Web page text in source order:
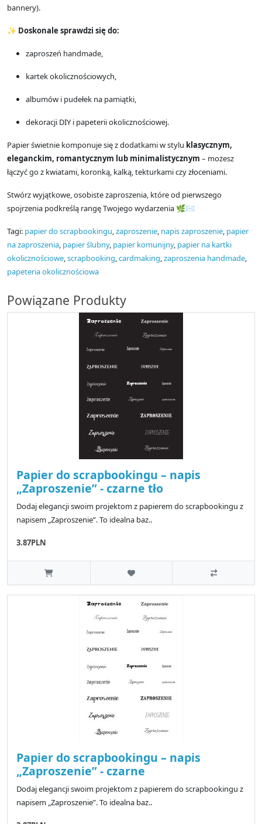
bannery).
✨ Doskonale sprawdzi się do:
zaproszeń handmade,
kartek okolicznościowych,
albumów i pudełek na pamiątki,
dekoracji DIY i papeterii okolicznościowej.
Papier świetnie komponuje się z dodatkami w stylu klasycznym,
eleganckim, romantycznym lub minimalistycznym – możesz
łączyć go z kwiatami, koronką, kalką, tekturkami czy złoceniami.
Stwórz wyjątkowe, osobiste zaproszenia, które od pierwszego
spojrzenia podkreślą rangę Twojego wydarzenia 🌿✉️
Tagi: papier do scrapbookingu,zaproszenie, napis zaproszenie, papier
na zaproszenia, papier ślubny, papier komunijny, papier na kartki
okolicznościowe,scrapbooking,cardmaking,zaproszenia handmade,
papeteria okolicznościowa
Powiązane Produkty
Papier do scrapbookingu – napis
„Zaproszenie” - czarne tło
Dodaj elegancji swoim projektom z papierem do scrapbookingu z
napisem „Zaproszenie”. To idealna baz..
3.87PLN
Papier do scrapbookingu – napis
„Zaproszenie” - czarne
Dodaj elegancji swoim projektom z papierem do scrapbookingu z
napisem „Zaproszenie”. To idealna baz..